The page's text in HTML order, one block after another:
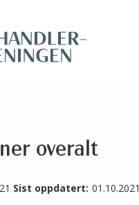
overalt
Sist oppdatert: 01.10.2021